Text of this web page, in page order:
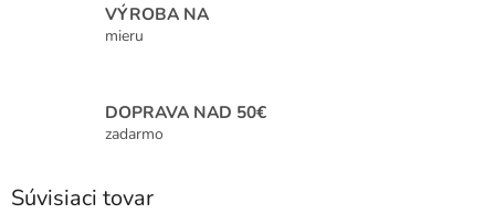
VÝROBA NA
mieru
DOPRAVA NAD 50€
zadarmo
Súvisiaci tovar